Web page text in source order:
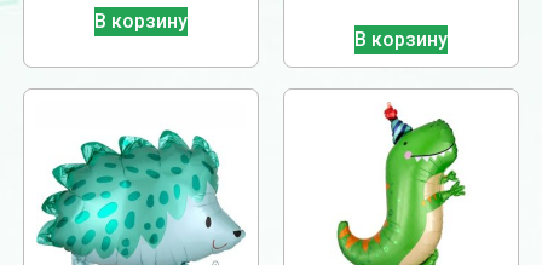
В корзину
В корзину